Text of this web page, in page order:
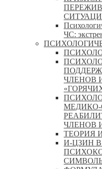
ЧС:
ЧЛЕНОВ
«ГОРЯЧИХ
ЧЛЕНОВ
ТЕОРИЯ
И-ЦЗИН